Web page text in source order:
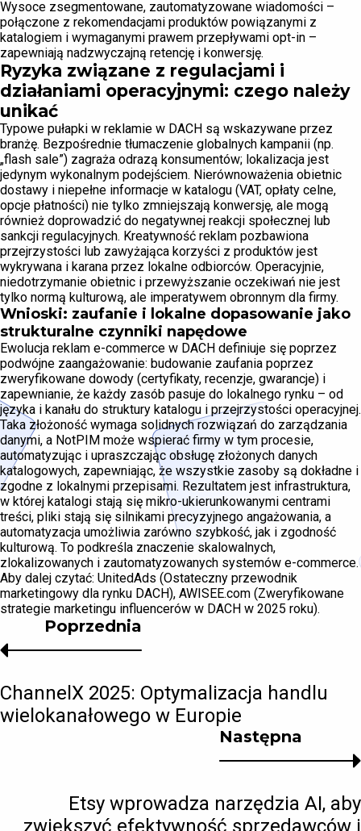
Wysoce zsegmentowane, zautomatyzowane wiadomości –
połączone z rekomendacjami produktów powiązanymi z
katalogiem i wymaganymi prawem przepływami opt-in –
zapewniają nadzwyczajną retencję i konwersję.
Ryzyka związane z regulacjami i
działaniami operacyjnymi: czego należy
unikać
Typowe pułapki w reklamie w DACH są wskazywane przez
branżę. Bezpośrednie tłumaczenie globalnych kampanii (np.
„flash sale”) zagraża odrazą konsumentów; lokalizacja jest
jedynym wykonalnym podejściem. Nierównoważenia obietnic
dostawy i niepełne informacje w katalogu (VAT, opłaty celne,
opcje płatności) nie tylko zmniejszają konwersję, ale mogą
również doprowadzić do negatywnej reakcji społecznej lub
sankcji regulacyjnych. Kreatywność reklam pozbawiona
przejrzystości lub zawyżająca korzyści z produktów jest
wykrywana i karana przez lokalne odbiorców. Operacyjnie,
niedotrzymanie obietnic i przewyższanie oczekiwań nie jest
tylko normą kulturową, ale imperatywem obronnym dla firmy.
Wnioski: zaufanie i lokalne dopasowanie jako
strukturalne czynniki napędowe
Ewolucja reklam e-commerce w DACH definiuje się poprzez
podwójne zaangażowanie: budowanie zaufania poprzez
zweryfikowane dowody (certyfikaty, recenzje, gwarancje) i
zapewnianie, że każdy zasób pasuje do lokalnego rynku – od
języka i kanału do struktury katalogu i przejrzystości operacyjnej.
Taka złożoność wymaga solidnych rozwiązań do zarządzania
danymi, a NotPIM może wspierać firmy w tym procesie,
automatyzując i upraszczając obsługę złożonych danych
katalogowych, zapewniając, że wszystkie zasoby są dokładne i
zgodne z lokalnymi przepisami. Rezultatem jest infrastruktura,
w której katalogi stają się mikro-ukierunkowanymi centrami
treści, pliki stają się silnikami precyzyjnego angażowania, a
automatyzacja umożliwia zarówno szybkość, jak i zgodność
kulturową. To podkreśla znaczenie skalowalnych,
zlokalizowanych i zautomatyzowanych systemów e-commerce.
Aby dalej czytać: UnitedAds (Ostateczny przewodnik
marketingowy dla rynku DACH), AWISEE.com (Zweryfikowane
strategie marketingu influencerów w DACH w 2025 roku).
Następna
Etsy wprowadza narzędzia AI, aby
zwiększyć efektywność sprzedawców i
Poprzednia
ChannelX 2025: Optymalizacja handlu
wielokanałowego w Europie